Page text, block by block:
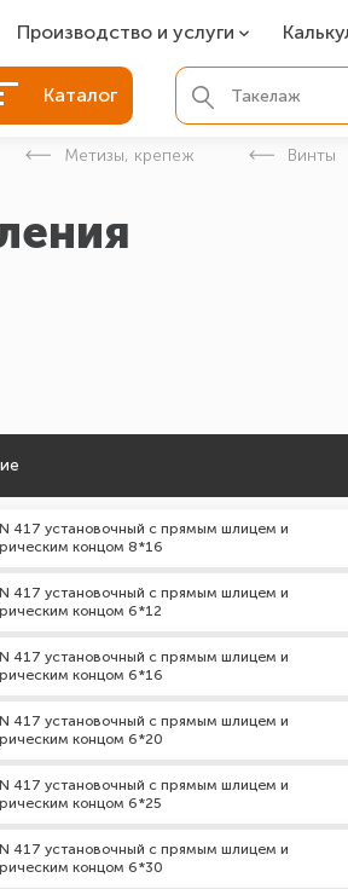
Производство и услуги
Болты БСР
Болты для фундамента
Закладные детали
Каталог
Метизы, крепеж Винты
417 установочный с прямым шлицем и
концом 8*16
417 установочный с прямым шлицем и
концом 6*12
417 установочный с прямым шлицем и
концом 6*16
417 установочный с прямым шлицем и
концом 6*20
417 установочный с прямым шлицем и
концом 6*25
417 установочный с прямым шлицем и
концом 6*30